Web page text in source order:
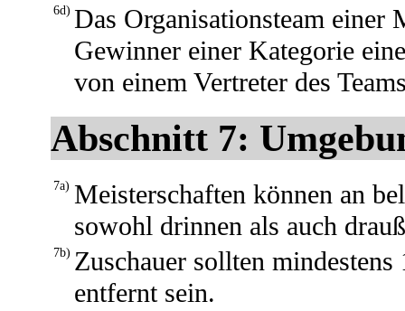
6d) Das Organisationsteam einer
Gewinner einer Kategorie
von einem Vertreter des
Abschnitt 7:
7a) Meisterschaften können an
sowohl drinnen als auch
7b) Zuschauer sollten
entfernt sein.